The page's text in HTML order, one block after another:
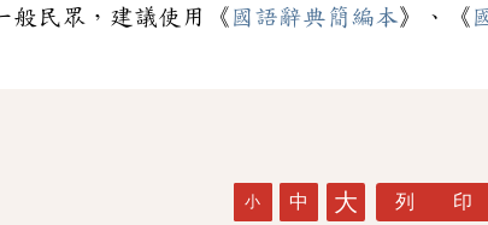
般民眾，建議使用《 國語辭典簡編本》、《
小 中 大 列 印